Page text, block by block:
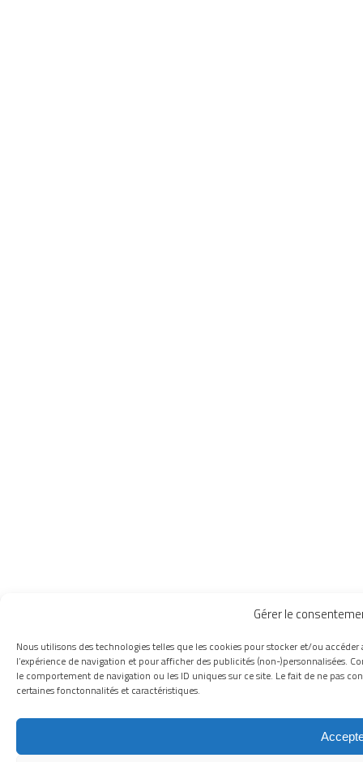
Gérer le
Nous utilisons des technologies telles que les cookies pour stocker et/ou
l’expérience de navigation et pour afficher des publicités (non-)personnalisées.
le comportement de navigation ou les ID uniques sur ce site. Le fait de ne pas
certaines fonctonnalités et caractéristiques.